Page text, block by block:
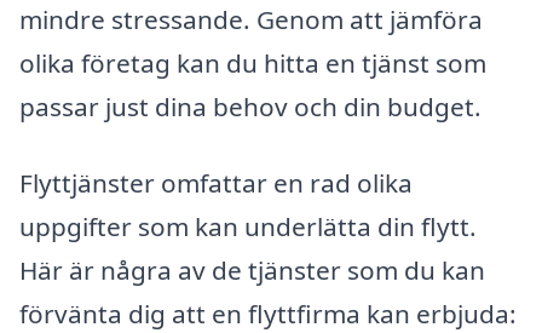
mindre stressande. Genom att jämföra
olika företag kan du hitta en tjänst som
passar just dina behov och din budget.
Flyttjänster omfattar en rad olika
uppgifter som kan underlätta din flytt.
Här är några av de tjänster som du kan
förvänta dig att en flyttfirma kan erbjuda: